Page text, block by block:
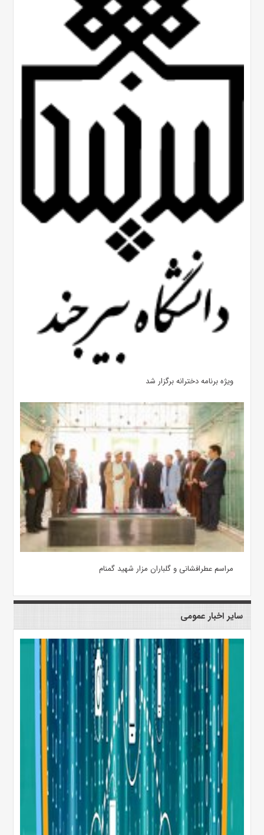
ویژه برنامه دخترانه برگزار شد
مراسم عطرافشانی و گلباران مزار شهید گمنام
سایر اخبار عمومی